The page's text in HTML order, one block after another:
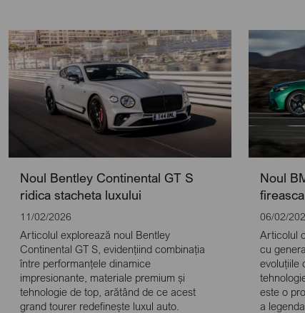
Noul Bentley Continental GT S
ridica stacheta luxului
11/02/2026
Articolul explorează noul Bentley
Continental GT S, evidențiind combinația
între performanțele dinamice
impresionante, materiale premium și
tehnologie de top, arătând de ce acest
grand tourer redefinește luxul auto.
Noul
06/02/
Articolul
cu
evoluțiile
este o
a